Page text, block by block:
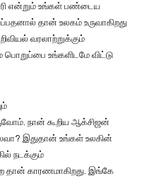
என்றும் உங்கள் பண்டைய
தான் உலகம் உருவாகிறது
வரலாற்றுக்கும்
உங்களிடமே விட்டு
நான் கூறிய ஆக்சிஜன்
இதுதான் உங்கள் உலகின்
நடக்கும்
தான் காரணமாகிறது. இங்கே